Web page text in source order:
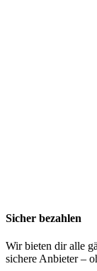
Sicher bezahlen
Wir bieten dir alle
sichere Anbieter –